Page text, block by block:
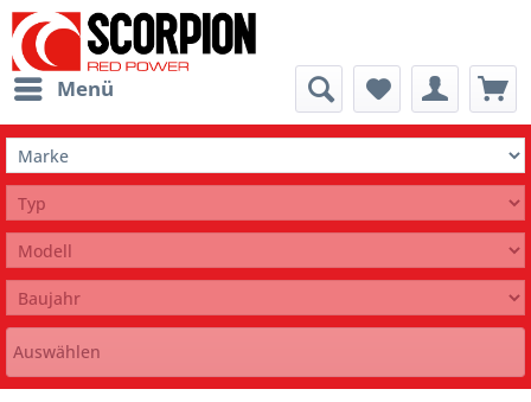
Menü
Auswählen